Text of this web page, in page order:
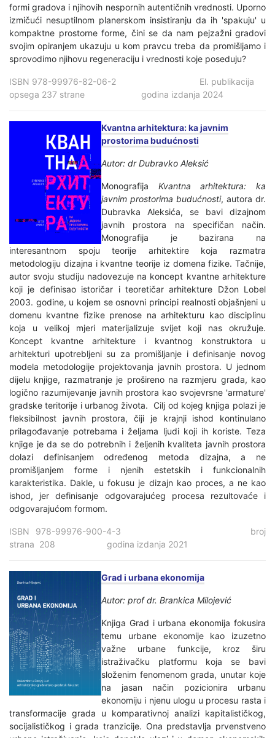
formi gradova i njihovih nespornih autentičnih vrednosti. Uporno
izmičući nesuptilnom planerskom insistiranju da ih 'spakuju' u
kompaktne prostorne forme, čini se da nam pejzažni gradovi
svojim opiranjem ukazuju u kom pravcu treba da promišljamo i
sprovodimo njihovu regeneraciju i vrednosti koje poseduju?
ISBN 978-99976-82-06-2 El. publikacija
opsega 237 strane godina izdanja 2024
Kvantna arhitektura: ka javnim
prostorima budućnosti
Autor: dr Dubravko Aleksić
Monografija Kvantna arhitektura: ka
javnim prostorima budućnosti, autora dr.
Dubravka Aleksića, se bavi dizajnom
javnih prostora na specifičan način.
Monografija je bazirana na
interesantnom spoju teorije arhitektire koja razmatra
metodologiju dizajna i kvantne teorije iz domena fizike. Tačnije,
autor svoju studiju nadovezuje na koncept kvantne arhitekture
koji je definisao istoričar i teoretičar arhitekture Džon Lobel
2003. godine, u kojem se osnovni principi realnosti objašnjeni u
domenu kvantne fizike prenose na arhitekturu kao disciplinu
koja u velikoj mjeri materijalizuje svijet koji nas okružuje.
Koncept kvantne arhitekture i kvantnog konstruktora u
arhitekturi upotrebljeni su za promišljanje i definisanje novog
modela metodologije projektovanja javnih prostora. U jednom
dijelu knjige, razmatranje je prošireno na razmjeru grada, kao
logično razumijevanje javnih prostora kao svojevrsne 'armature'
gradske teritorije i urbanog života. Cilj od kojeg knjiga polazi je
fleksibilnost javnih prostora, čiji je krajnji ishod kontinulano
prilagođavanje potrebama i željama ljudi koji ih koriste. Teza
knjige je da se do potrebnih i željenih kvaliteta javnih prostora
dolazi definisanjem određenog metoda dizajna, a ne
promišljanjem forme i njenih estetskih i funkcionalnih
karakteristika. Dakle, u fokusu je dizajn kao proces, a ne kao
ishod, jer definisanje odgovarajućeg procesa rezultovaće i
odgovarajućom formom.
ISBN 978-99976-900-4-3 broj
strana 208 godina izdanja 2021
Grad i urbana ekonomija
Autor: prof dr. Brankica Milojević
Knjiga Grad i urbana ekonomija fokusira
temu urbane ekonomije kao izuzetno
važne urbane funkcije, kroz širu
istraživačku platformu koja se bavi
složenim fenomenom grada, unutar koje
na jasan način pozicionira urbanu
ekonomiju i njenu ulogu u procesu rasta i
transformacije grada u komparativnoj analizi kapitalističkog,
socijalističkog i grada tranzicije. Ona predstavlja prvenstveno